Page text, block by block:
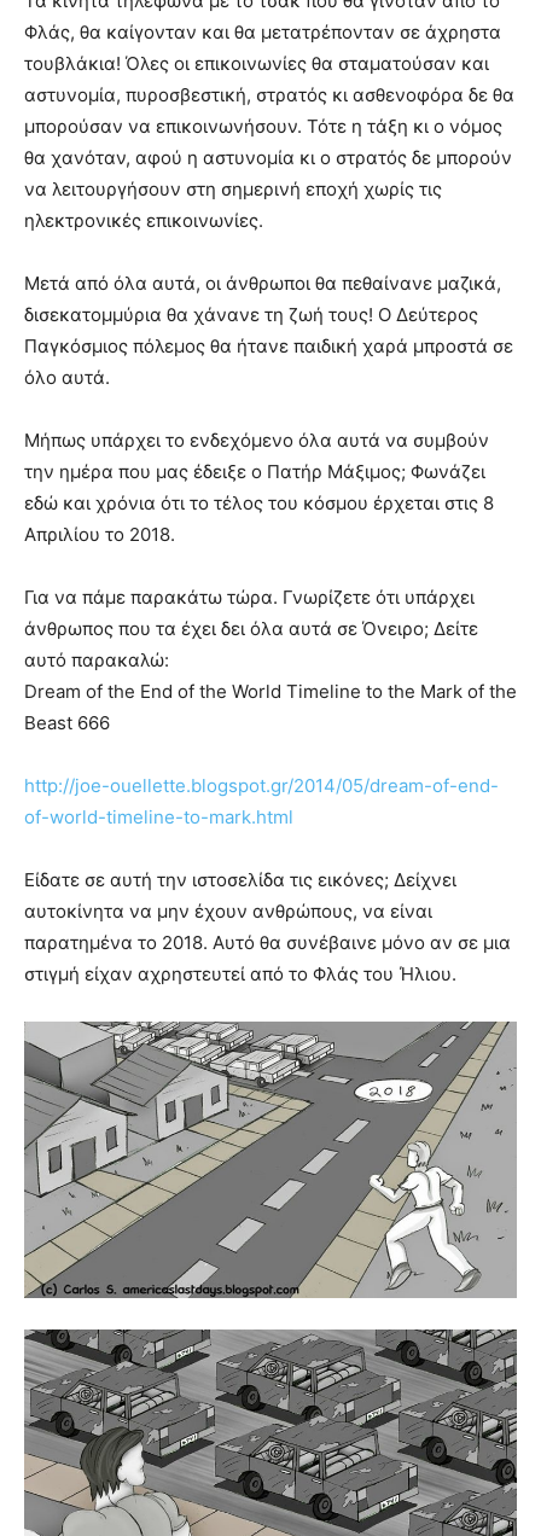
Φλάς, θα καίγονταν και θα μετατρέπονταν σε άχρηστα
τουβλάκια! Όλες οι επικοινωνίες θα σταματούσαν και
αστυνομία, πυροσβεστική, στρατός κι ασθενοφόρα δε θα
μπορούσαν να επικοινωνήσουν. Τότε η τάξη κι ο νόμος
θα χανόταν, αφού η αστυνομία κι ο στρατός δε μπορούν
να λειτουργήσουν στη σημερινή εποχή χωρίς τις
ηλεκτρονικές επικοινωνίες.
Μετά από όλα αυτά, οι άνθρωποι θα πεθαίνανε μαζικά,
δισεκατομμύρια θα χάνανε τη ζωή τους! Ο Δεύτερος
Παγκόσμιος πόλεμος θα ήτανε παιδική χαρά μπροστά σε
όλο αυτά.
Μήπως υπάρχει το ενδεχόμενο όλα αυτά να συμβούν
την ημέρα που μας έδειξε ο Πατήρ Μάξιμος; Φωνάζει
εδώ και χρόνια ότι το τέλος του κόσμου έρχεται στις 8
Απριλίου το 2018.
Για να πάμε παρακάτω τώρα. Γνωρίζετε ότι υπάρχει
άνθρωπος που τα έχει δει όλα αυτά σε Όνειρο; Δείτε
αυτό παρακαλώ:
Dream of the End of the World Timeline to the Mark of the
Beast 666
http://joe-ouellette.blogspot.gr/2014/05/dream-of-end-
of-world-timeline-to-mark.html
Είδατε σε αυτή την ιστοσελίδα τις εικόνες; Δείχνει
αυτοκίνητα να μην έχουν ανθρώπους, να είναι
παρατημένα το 2018. Αυτό θα συνέβαινε μόνο αν σε μια
στιγμή είχαν αχρηστευτεί από το Φλάς του Ήλιου.